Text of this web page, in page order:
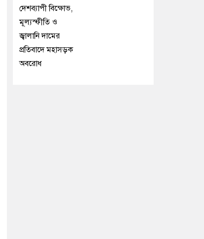
দেশব্যাপী বিক্ষোভ,
মূল্যস্ফীতি ও
জ্বালানি দামের
প্রতিবাদে মহাসড়ক
অবরোধ